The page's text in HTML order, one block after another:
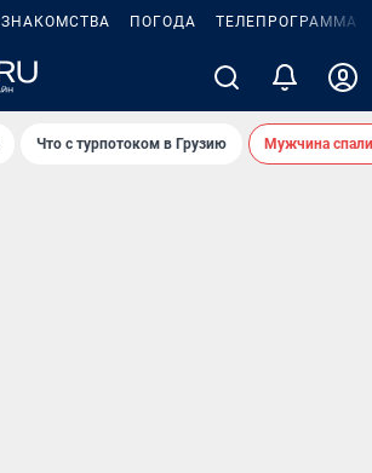
ЗНАКОМСТВА ПОГОДА ТЕЛЕПРОГРАММА
Что с турпотоком в Грузию Мужчина